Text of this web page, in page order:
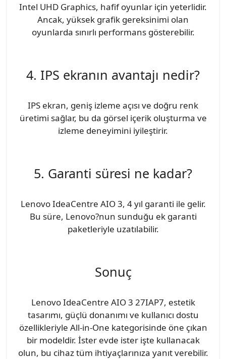
Intel UHD Graphics, hafif oyunlar için yeterlidir.
Ancak, yüksek grafik gereksinimi olan
oyunlarda sınırlı performans gösterebilir.
4. IPS ekranın avantajı nedir?
IPS ekran, geniş izleme açısı ve doğru renk
üretimi sağlar, bu da görsel içerik oluşturma ve
izleme deneyimini iyileştirir.
5. Garanti süresi ne kadar?
Lenovo IdeaCentre AIO 3, 4 yıl garanti ile gelir.
Bu süre, Lenovo?nun sunduğu ek garanti
paketleriyle uzatılabilir.
Sonuç
Lenovo IdeaCentre AIO 3 27IAP7, estetik
tasarımı, güçlü donanımı ve kullanıcı dostu
özellikleriyle All-in-One kategorisinde öne çıkan
bir modeldir. İster evde ister işte kullanacak
olun, bu cihaz tüm ihtiyaçlarınıza yanıt verebilir.